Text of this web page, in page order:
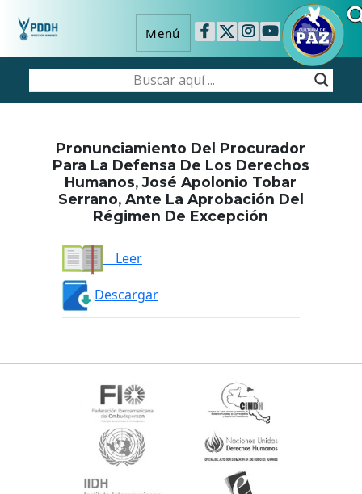
Menú
Pronunciamiento Del Procurador
Para La Defensa De Los Derechos
Humanos, José Apolonio Tobar
Serrano, Ante La Aprobación Del
Régimen De Excepción
Leer
Descargar